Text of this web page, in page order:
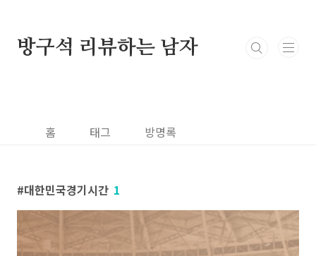
방구석 리뷰하는 남자
홈 태그 방명록
대한민국경기시간 1